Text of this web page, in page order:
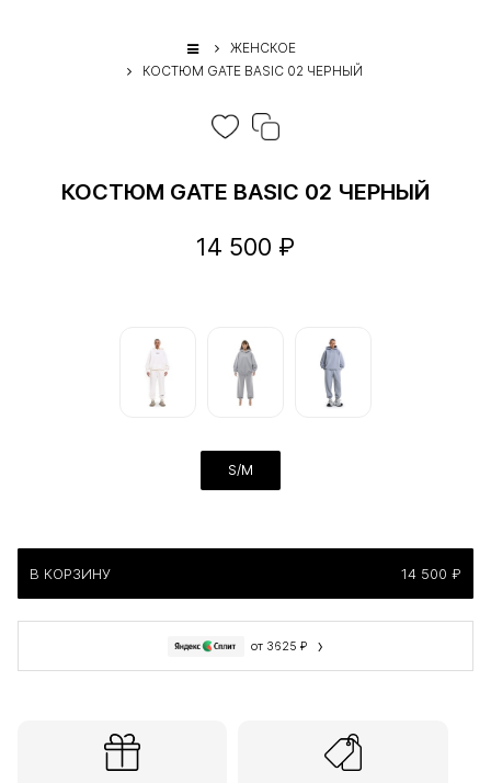
ЖЕНСКОЕ
КОСТЮМ GATE BASIC 02 ЧЕРНЫЙ
КОСТЮМ GATE BASIC 02 ЧЕРНЫЙ
14 500 ₽
S/M
В КОРЗИНУ 14 500 ₽
от 3625 ₽ ›